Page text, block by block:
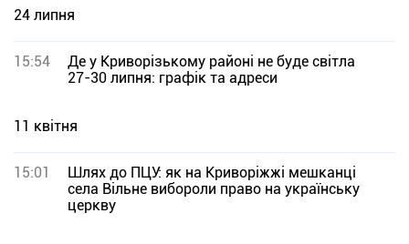
24 липня
15:54
Де у Криворізькому районі не буде світла
27-30 липня: графік та адреси
11 квітня
15:01
Шлях до ПЦУ: як на Криворіжжі мешканці
села Вільне вибороли право на українську
церкву